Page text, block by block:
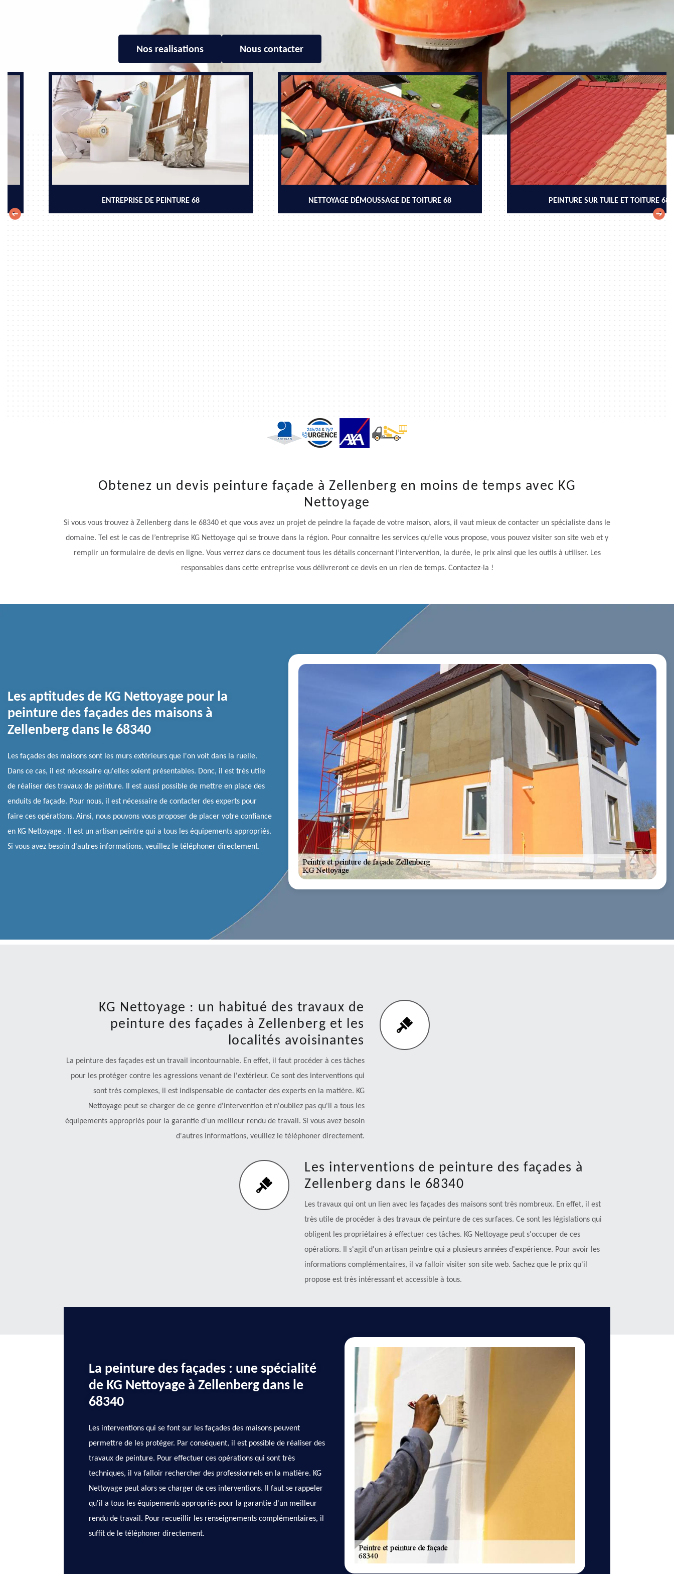
Nos realisations Nous contacter
ENTREPRISE DE PEINTURE 68 NETTOYAGE DÉMOUSSAGE DE TOITURE 68 PEINTURE SUR TUILE ET TOITURE 68
Obtenez un devis peinture façade à Zellenberg en moins de temps avec KG
Nettoyage
Si vous vous trouvez à Zellenberg dans le 68340 et que vous avez un projet de peindre la façade de votre maison, alors, il vaut mieux de contacter un spécialiste dans le
domaine. Tel est le cas de l’entreprise KG Nettoyage qui se trouve dans la région. Pour connaitre les services qu’elle vous propose, vous pouvez visiter son site web et y
remplir un formulaire de devis en ligne. Vous verrez dans ce document tous les détails concernant l’intervention, la durée, le prix ainsi que les outils à utiliser. Les
responsables dans cette entreprise vous délivreront ce devis en un rien de temps. Contactez-la !
Les aptitudes de KG Nettoyage pour la
peinture des façades des maisons à
Zellenberg dans le 68340
Les façades des maisons sont les murs extérieurs que l'on voit dans la ruelle.
Dans ce cas, il est nécessaire qu'elles soient présentables. Donc, il est très utile
de réaliser des travaux de peinture. Il est aussi possible de mettre en place des
enduits de façade. Pour nous, il est nécessaire de contacter des experts pour
faire ces opérations. Ainsi, nous pouvons vous proposer de placer votre confiance
en KG Nettoyage . Il est un artisan peintre qui a tous les équipements appropriés.
Si vous avez besoin d'autres informations, veuillez le téléphoner directement.
KG Nettoyage : un habitué des travaux de
peinture des façades à Zellenberg et les
localités avoisinantes
La peinture des façades est un travail incontournable. En effet, il faut procéder à ces tâches
pour les protéger contre les agressions venant de l'extérieur. Ce sont des interventions qui
sont très complexes, il est indispensable de contacter des experts en la matière. KG
Nettoyage peut se charger de ce genre d'intervention et n'oubliez pas qu'il a tous les
équipements appropriés pour la garantie d'un meilleur rendu de travail. Si vous avez besoin
d'autres informations, veuillez le téléphoner directement.
Les interventions de peinture des façades à
Zellenberg dans le 68340
Les travaux qui ont un lien avec les façades des maisons sont très nombreux. En effet, il est
très utile de procéder à des travaux de peinture de ces surfaces. Ce sont les législations qui
obligent les propriétaires à effectuer ces tâches. KG Nettoyage peut s'occuper de ces
opérations. Il s'agit d'un artisan peintre qui a plusieurs années d'expérience. Pour avoir les
informations complémentaires, il va falloir visiter son site web. Sachez que le prix qu'il
propose est très intéressant et accessible à tous.
La peinture des façades : une spécialité
de KG Nettoyage à Zellenberg dans le
68340
Les interventions qui se font sur les façades des maisons peuvent
permettre de les protéger. Par conséquent, il est possible de réaliser des
travaux de peinture. Pour effectuer ces opérations qui sont très
techniques, il va falloir rechercher des professionnels en la matière. KG
Nettoyage peut alors se charger de ces interventions. Il faut se rappeler
qu'il a tous les équipements appropriés pour la garantie d'un meilleur
rendu de travail. Pour recueillir les renseignements complémentaires, il
suffit de le téléphoner directement.